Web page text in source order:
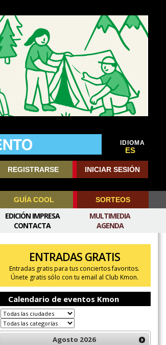
IDIOMA
ES
REGISTRARSE INICIAR SESIÓN
GUÍA COOL SORTEOS
MULTIMEDIA
AGENDA
EDICIÓN IMPRESA
CONTACTA
ENTRADAS GRATIS
Entradas gratis para tus conciertos favoritos.
Únete gratis sólo con tu email al Club Kmon.
Calendario de eventos Kmon
Agosto 2026